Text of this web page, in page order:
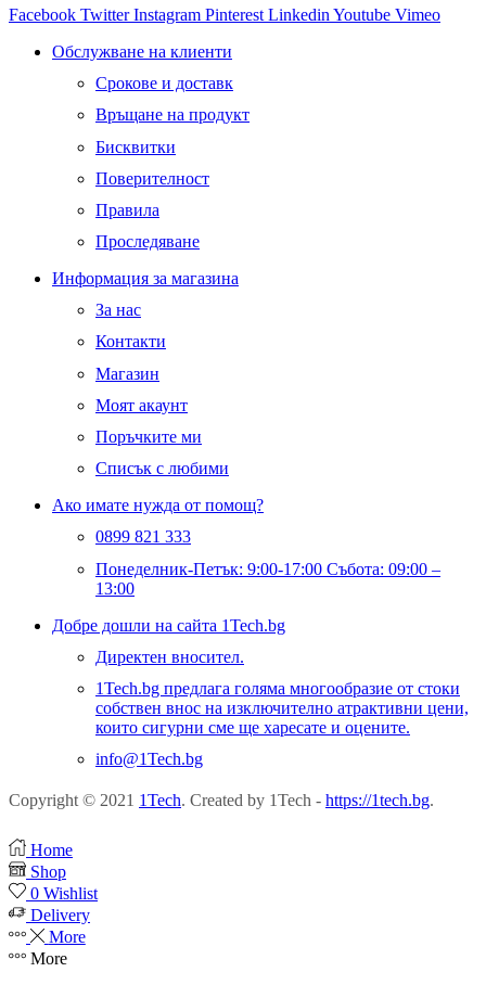
Facebook Twitter Instagram Pinterest Linkedin Youtube Vimeo
Обслужване на клиенти
Срокове и доставк
Връщане на продукт
Бисквитки
Поверителност
Правила
Проследяване
Информация за магазина
За нас
Контакти
Магазин
Моят акаунт
Поръчките ми
Списък с любими
Ако имате нужда от помощ?
0899 821 333
Понеделник-Петък: 9:00-17:00 Събота: 09:00 –
13:00
Добре дошли на сайта 1Tech.bg
Директен вносител.
1Tech.bg предлага голяма многообразие от стоки
собствен внос на изключително атрактивни цени,
които сигурни сме ще харесате и оцените.
info@1Tech.bg
Copyright © 2021 1Tech. Created by 1Tech - https://1tech.bg.
Home
Shop
0 Wishlist
Delivery
More
More